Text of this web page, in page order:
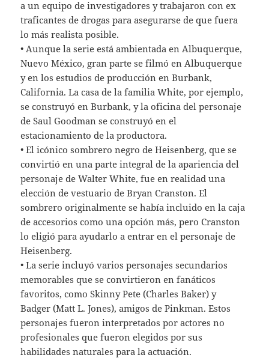
a un equipo de investigadores y trabajaron con ex
traficantes de drogas para asegurarse de que fuera
lo más realista posible.
• Aunque la serie está ambientada en Albuquerque,
Nuevo México, gran parte se filmó en Albuquerque
y en los estudios de producción en Burbank,
California. La casa de la familia White, por ejemplo,
se construyó en Burbank, y la oficina del personaje
de Saul Goodman se construyó en el
estacionamiento de la productora.
• El icónico sombrero negro de Heisenberg, que se
convirtió en una parte integral de la apariencia del
personaje de Walter White, fue en realidad una
elección de vestuario de Bryan Cranston. El
sombrero originalmente se había incluido en la caja
de accesorios como una opción más, pero Cranston
lo eligió para ayudarlo a entrar en el personaje de
Heisenberg.
• La serie incluyó varios personajes secundarios
memorables que se convirtieron en fanáticos
favoritos, como Skinny Pete (Charles Baker) y
Badger (Matt L. Jones), amigos de Pinkman. Estos
personajes fueron interpretados por actores no
profesionales que fueron elegidos por sus
habilidades naturales para la actuación.